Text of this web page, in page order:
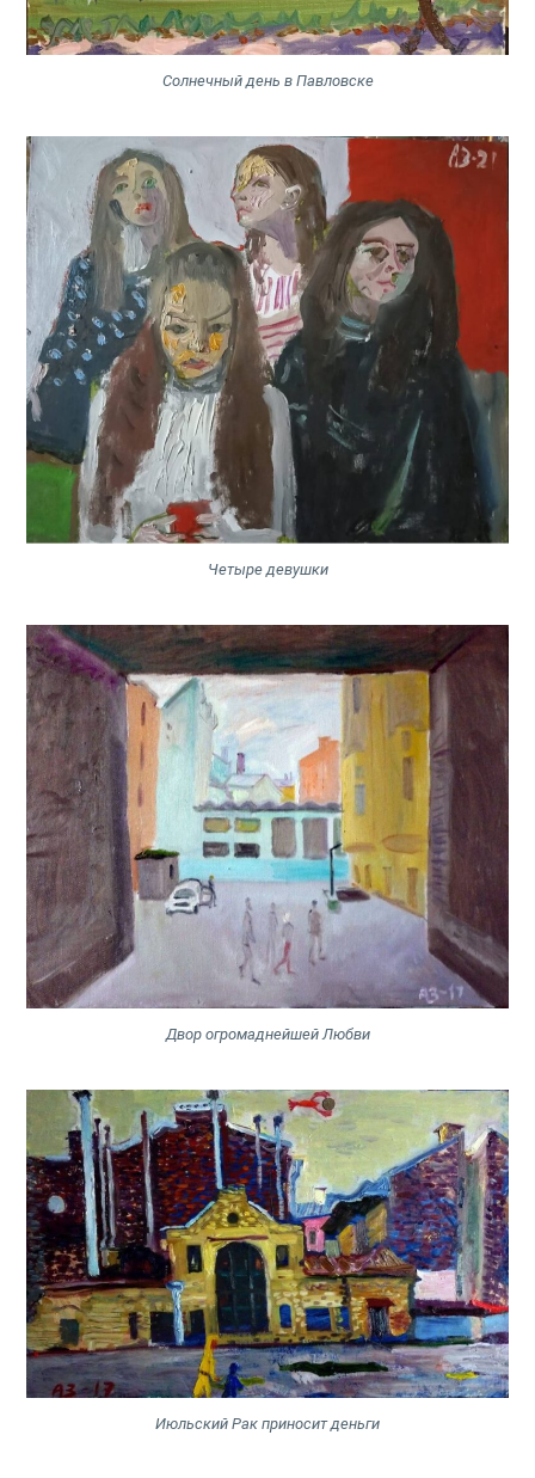
Солнечный день в Павловске
Четыре девушки
Двор огромаднейшей Любви
Июльский Рак приносит деньги